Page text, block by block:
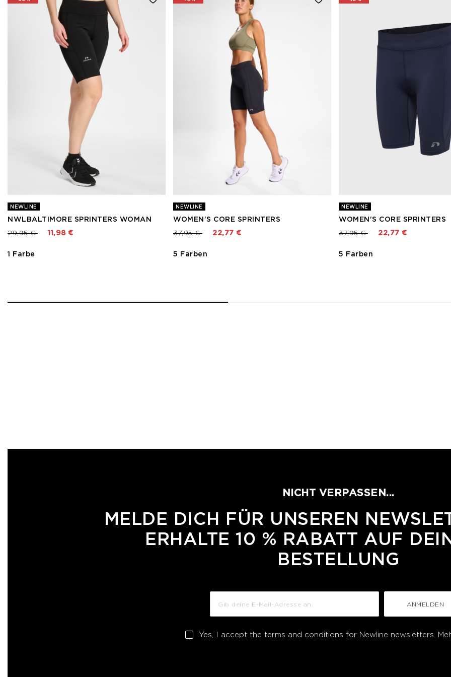
NEWLINE
NWLBALTIMORE SPRINTERS WOMAN
Preis reduziert von
29,95 €bis 11,98 €
1 Farbe
NEWLINE
WOMEN'S CORE SPRINTERS
Preis reduziert von
37,95 €bis 22,77 €
5 Farben
NEWLINE
WOMEN'S CORE SPRINTERS
Preis reduziert von
37,95 €bis 22,77 €
5 Farben
NICHT VERPASSEN...
MELDE DICH FÜR UNSEREN
ERHALTE 10 % RABATT AUF
BESTELLUNG
ANMELDEN
Yes, I accept the terms and conditions for Newline newsletters.